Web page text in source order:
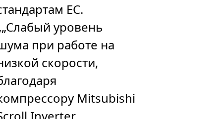
ЕС.
уровень
при работе на
скорости,
Mitsubishi
Inverter.